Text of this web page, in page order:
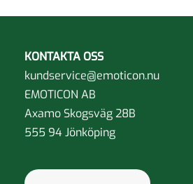
varianter.
alternativen
väljas
på
KONTAKTA OSS
kundservice@emoticon.nu
EMOTICON AB
Axamo Skogsväg 28B
555 94 Jönköping